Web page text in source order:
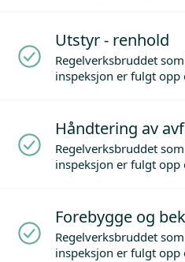
Utstyr - renhold
Regelverksbruddet
inspeksjon er fulgt
Håndtering av
Regelverksbruddet
inspeksjon er fulgt
Forebygge og
Regelverksbruddet
inspeksjon er fulgt